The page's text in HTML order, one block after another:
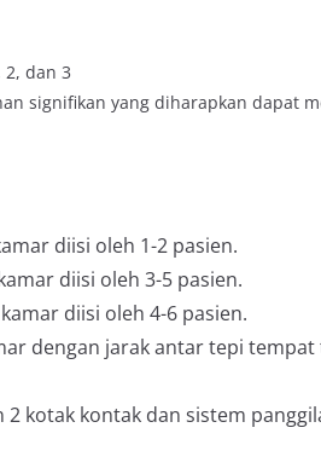
2, dan 3
signifikan yang diharapkan dapat
diisi oleh 1-2 pasien.
diisi oleh 3-5 pasien.
diisi oleh 4-6 pasien.
dengan jarak antar tepi
kotak kontak dan sistem